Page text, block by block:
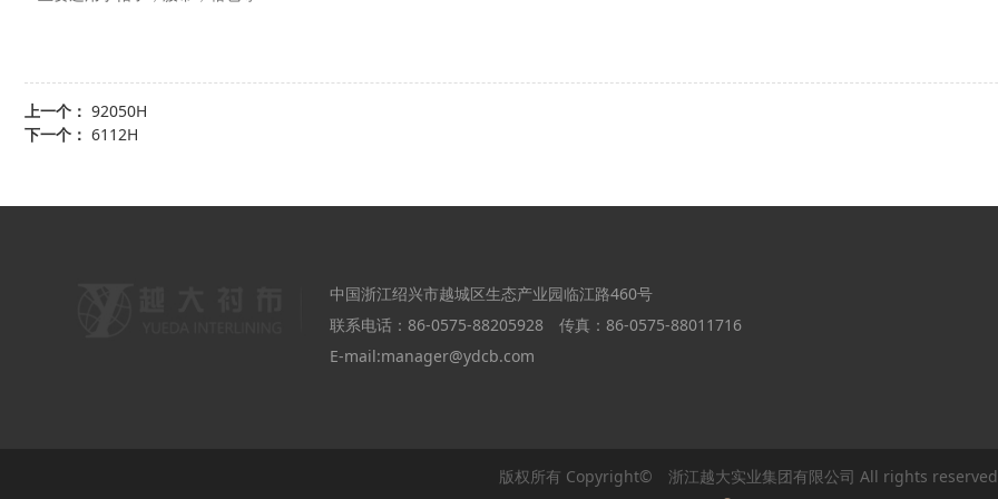
上一个： 92050H
下一个： 6112H
中国浙江绍兴市越城区生态产业园临江路460号
联系电话：86-0575-88205928 传真：86-0575-88011716
E-mail:manager@ydcb.com
版权所有 Copyright© 浙江越大实业集团有限公司 All rights reserved